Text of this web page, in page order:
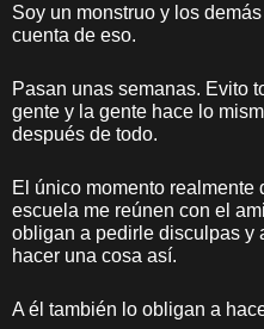
Soy un monstruo y los
cuenta de eso.
Pasan unas semanas. Evito
gente y la gente hace lo
después de todo.
El único momento
escuela me reúnen con el
obligan a pedirle disculpas y
hacer una cosa así.
A él también lo obligan a